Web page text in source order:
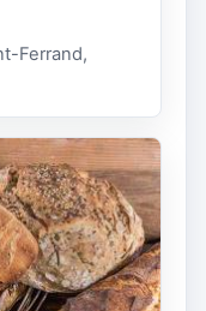
Ferrand,